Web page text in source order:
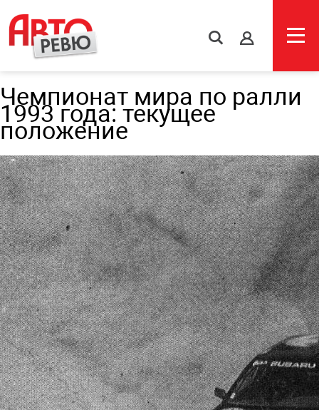
s
Чемпионат мира по ралли
1993 года: текущее
положение